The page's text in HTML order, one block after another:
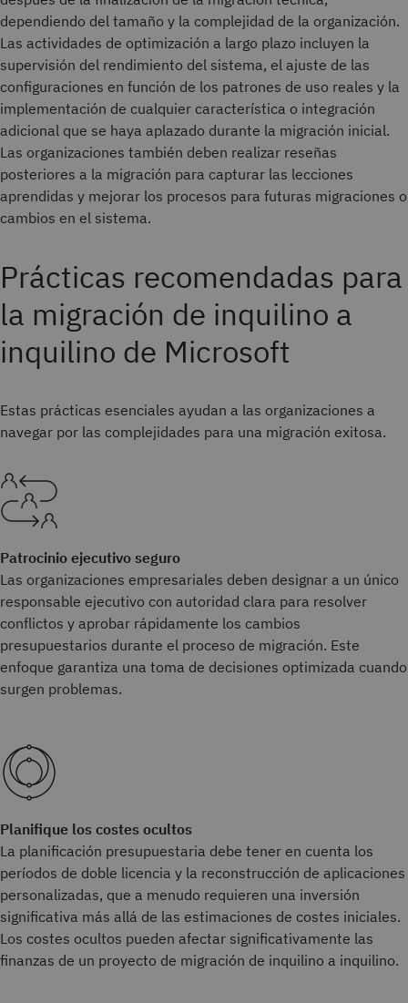
dependiendo del tamaño y la complejidad de la organización.
Las actividades de optimización a largo plazo incluyen la
supervisión del rendimiento del sistema, el ajuste de las
configuraciones en función de los patrones de uso reales y la
implementación de cualquier característica o integración
adicional que se haya aplazado durante la migración inicial.
Las organizaciones también deben realizar reseñas
posteriores a la migración para capturar las lecciones
aprendidas y mejorar los procesos para futuras migraciones o
cambios en el sistema.
Prácticas recomendadas para
la migración de inquilino a
inquilino de Microsoft
Estas prácticas esenciales ayudan a las organizaciones a
navegar por las complejidades para una migración exitosa.
Patrocinio ejecutivo seguro
Las organizaciones empresariales deben designar a un único
responsable ejecutivo con autoridad clara para resolver
conflictos y aprobar rápidamente los cambios
presupuestarios durante el proceso de migración. Este
enfoque garantiza una toma de decisiones optimizada cuando
surgen problemas.
Planifique los costes ocultos
La planificación presupuestaria debe tener en cuenta los
períodos de doble licencia y la reconstrucción de aplicaciones
personalizadas, que a menudo requieren una inversión
significativa más allá de las estimaciones de costes iniciales.
Los costes ocultos pueden afectar significativamente las
finanzas de un proyecto de migración de inquilino a inquilino.